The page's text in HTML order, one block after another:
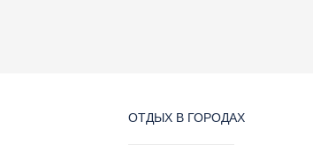
ОТДЫХ В ГОРОДАХ